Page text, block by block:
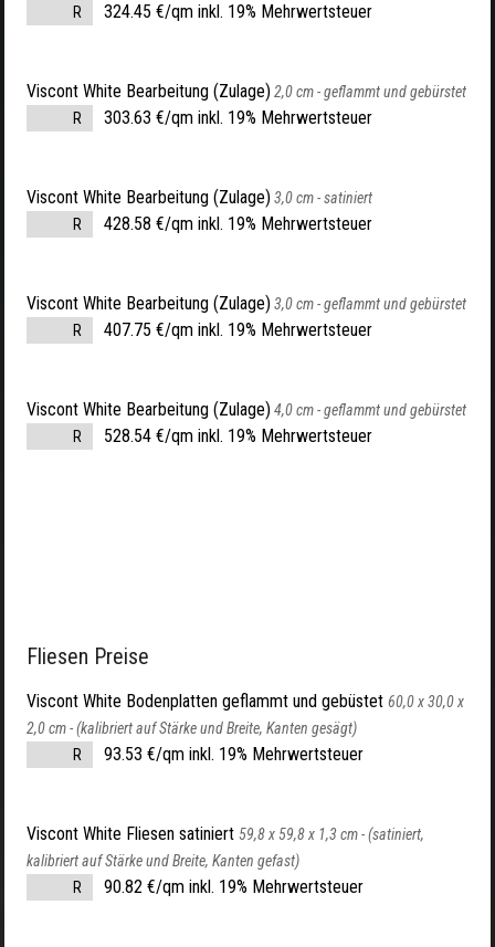
R
324.45 €/qm inkl. 19% Mehrwertsteuer
Viscont White Bearbeitung (Zulage) 2,0 cm -geflammt und gebürstet
R
303.63 €/qm inkl. 19% Mehrwertsteuer
Viscont White Bearbeitung (Zulage) 3,0 cm -satiniert
R
428.58 €/qm inkl. 19% Mehrwertsteuer
Viscont White Bearbeitung (Zulage) 3,0 cm -geflammt und gebürstet
R
407.75 €/qm inkl. 19% Mehrwertsteuer
Viscont White Bearbeitung (Zulage) 4,0 cm -geflammt und gebürstet
R
528.54 €/qm inkl. 19% Mehrwertsteuer
Fliesen Preise
Viscont White Bodenplatten geflammt und gebüstet 60,0 x 30,0 x
2,0 cm -(kalibriert auf Stärke und Breite, Kanten gesägt)
R
93.53 €/qm inkl. 19% Mehrwertsteuer
Viscont White Fliesen satiniert 59,8 x 59,8 x 1,3 cm -(satiniert,
kalibriert auf Stärke und Breite, Kanten gefast)
R
90.82 €/qm inkl. 19% Mehrwertsteuer